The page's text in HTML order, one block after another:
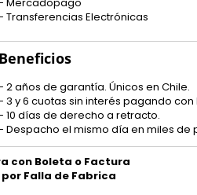
Transferencias Electrónicas
Beneficios
2 años de garantía. Únicos en Chile.
3 y 6 cuotas sin interés pagando
10 días de derecho a retracto.
Despacho el mismo día en miles de
con Boleta o Factura
Falla de Fabrica